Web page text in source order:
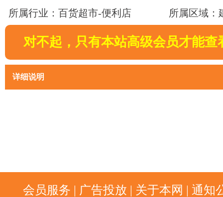
所属行业：百货超市-便利店
所属区域：
对不起，只有本站高级会员才能查
详细说明
会员服务 | 广告投放 | 关于本网 | 通知